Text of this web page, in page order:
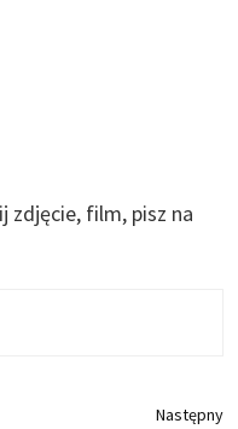
zdjęcie, film, pisz na
Następny